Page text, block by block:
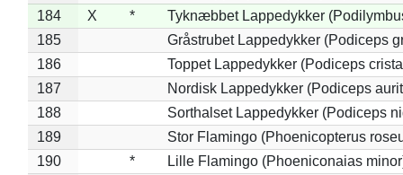
184
X *
Tyknæbbet Lappedykker
185
Gråstrubet Lappedykker (Podiceps
186
Toppet Lappedykker (Podiceps
187
Nordisk Lappedykker (Podiceps
188
Sorthalset Lappedykker (Podiceps
189
Stor Flamingo (Phoenicopterus
190
*
Lille Flamingo (Phoeniconaias